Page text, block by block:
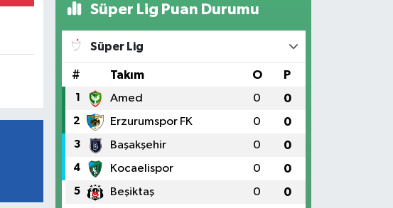
Süper Lig Puan Durumu
Süper Lig
# Takım O P
1 Amed 0 0
2 Erzurumspor FK 0 0
3 Başakşehir 0 0
4 Kocaelispor 0 0
5 Beşiktaş 0 0